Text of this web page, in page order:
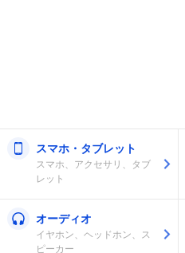
スマホ・タブレット
スマホ、アクセサリ、タブ
レット
オーディオ
イヤホン、ヘッドホン、ス
ピーカー